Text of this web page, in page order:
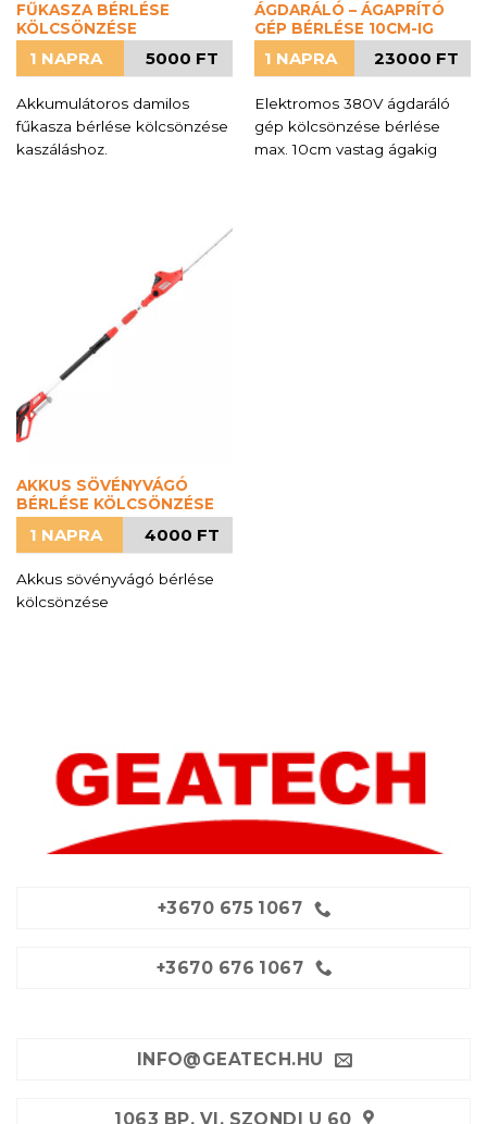
FŰKASZA BÉRLÉSE
KÖLCSÖNZÉSE
1 NAPRA 5000 FT
Akkumulátoros damilos
fűkasza bérlése kölcsönzése
kaszáláshoz.
ÁGDARÁLÓ – ÁGAPRÍTÓ
GÉP BÉRLÉSE 10CM-IG
1 NAPRA 23000 FT
Elektromos 380V ágdaráló
gép kölcsönzése bérlése
max. 10cm vastag ágakig
AKKUS SÖVÉNYVÁGÓ
BÉRLÉSE KÖLCSÖNZÉSE
1 NAPRA 4000 FT
Akkus sövényvágó bérlése
kölcsönzése
+3670 675 1067
+3670 676 1067
INFO@GEATECH.HU
1063 BP. VI. SZONDI U 60